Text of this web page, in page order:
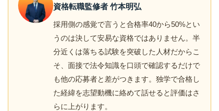
資格転職監修者 竹本明弘
採用側の感覚で言うと合格率40から50%とい
うのは決して安易な資格ではありません。半
分近くは落ちる試験を突破した人材だからこ
そ、面接で法令知識を口頭で確認するだけで
も他の応募者と差がつきます。独学で合格し
た経緯を志望動機に絡めて話せると評価はさ
らに上がります。